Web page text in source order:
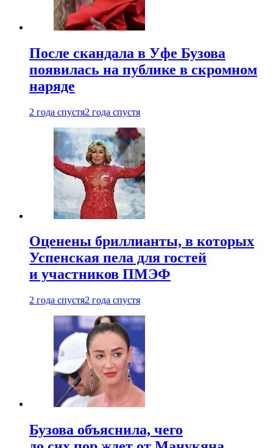
После скандала в Уфе Бузова
появилась на публике в скромном
наряде
2 года спустя2 года спустя
Оценены бриллианты, в которых
Успенская пела для гостей
и участников ПМЭФ
2 года спустя2 года спустя
Бузова объяснила, чего